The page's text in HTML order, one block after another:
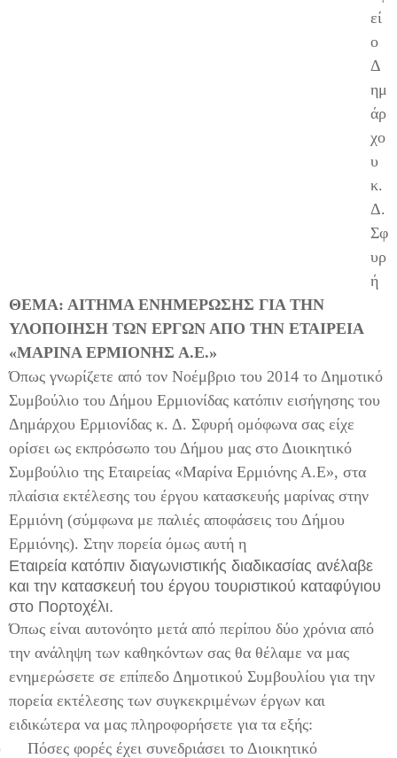
εί
ο
Δ
ημ
άρ
χο
υ
κ.
Δ.
Σφ
υρ
ή
ΘΕΜΑ: ΑΙΤΗΜΑ ΕΝΗΜΕΡΩΣΗΣ ΓΙΑ ΤΗΝ
ΥΛΟΠΟΙΗΣΗ ΤΩΝ ΕΡΓΩΝ ΑΠΟ ΤΗΝ ΕΤΑΙΡΕΙΑ
«ΜΑΡΙΝΑ ΕΡΜΙΟΝΗΣ Α.Ε.»
Όπως γνωρίζετε από τον Νοέμβριο του 2014 το Δημοτικό
Συμβούλιο του Δήμου Ερμιονίδας κατόπιν εισήγησης του
Δημάρχου Ερμιονίδας κ. Δ. Σφυρή ομόφωνα σας είχε
ορίσει ως εκπρόσωπο του Δήμου μας στο Διοικητικό
Συμβούλιο της Εταιρείας «Μαρίνα Ερμιόνης Α.Ε», στα
πλαίσια εκτέλεσης του έργου κατασκευής μαρίνας στην
Ερμιόνη (σύμφωνα με παλιές αποφάσεις του Δήμου
Ερμιόνης). Στην πορεία όμως αυτή η
Εταιρεία κατόπιν διαγωνιστικής διαδικασίας ανέλαβε
και την κατασκευή του έργου τουριστικού καταφύγιου
στο Πορτοχέλι.
Όπως είναι αυτονόητο μετά από περίπου δύο χρόνια από
την ανάληψη των καθηκόντων σας θα θέλαμε να μας
ενημερώσετε σε επίπεδο Δημοτικού Συμβουλίου για την
πορεία εκτέλεσης των συγκεκριμένων έργων και
ειδικώτερα να μας πληροφορήσετε για τα εξής:
Πόσες φορές έχει συνεδριάσει το Διοικητικό